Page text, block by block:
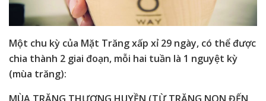
Một chu kỳ của Mặt Trăng xấp xỉ 29 ngày, có thể được
chia thành 2 giai đoạn, mỗi hai tuần là 1 nguyệt kỳ
(mùa trăng):